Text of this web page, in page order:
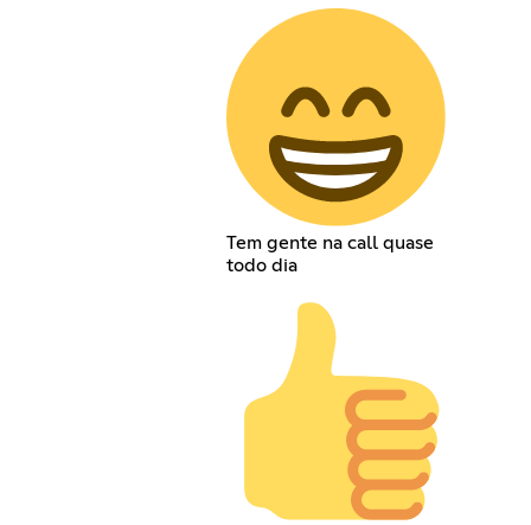
Tem gente na call quase
todo dia